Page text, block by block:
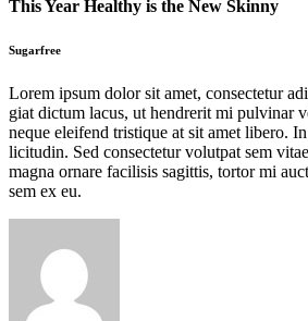
This Year Healthy is the New Skin­ny
Sugarfree
Lorem ipsum dolor sit amet, con­secte­tur
giat dic­tum lacus, ut hen­drerit mi pul­v­inar
neque eleifend tris­tique at sit amet libero.
lic­i­tudin. Sed con­secte­tur volut­pat sem
magna ornare facil­i­sis sagit­tis, tor­tor mi
sem ex eu.